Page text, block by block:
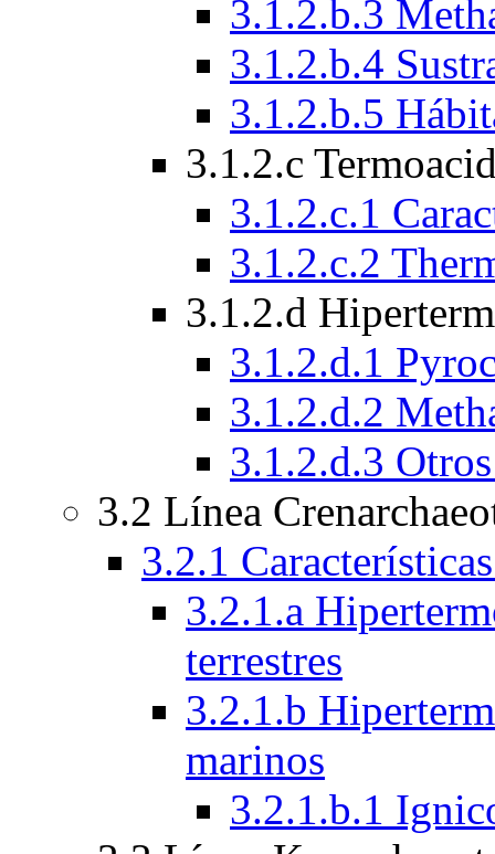
3.1.2.b.3
3.1.2.b.4
3.1.2.b.5
3.1.2.c
3.1.2.c.1
3.1.2.c.2
3.1.2.d
3.1.2.d.1
3.1.2.d.2
3.1.2.d.3
3.2 Línea
3.2.1
3.2.1.a
terrestres
3.2.1.b
marinos
3.2.1.b.1